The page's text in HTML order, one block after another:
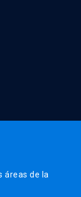
áreas de la